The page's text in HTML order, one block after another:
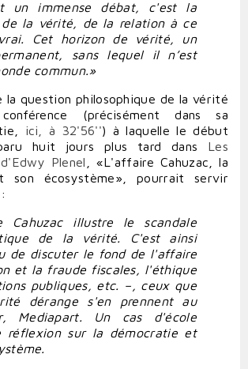
un immense débat, c'est la
de la vérité, de la relation à ce
Cet horizon de vérité, un
sans lequel il n’est
commun.»
la question philosophique de la vérité
(précisément dans sa
ici, à 32'56'') à laquelle le début
huit jours plus tard dans Les
Plenel , «L'affaire Cahuzac, la
son écosystème», pourrait servir
Cahuzac illustre le scandale
de la vérité. C'est ainsi
de discuter le fond de l'affaire
et la fraude fiscales, l'éthique
publiques, etc. –, ceux que
dérange s'en prennent au
Mediapart. Un cas d'école
réflexion sur la démocratie et